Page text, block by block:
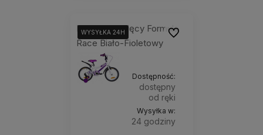
Rower dziecięcy Formula
Race Biało-Fioletowy
WYSYŁKA 24H
WYSYŁKA 24H
Dostępność:
dostępny
od ręki
Wysyłka w:
24 godziny
Do ulubionych